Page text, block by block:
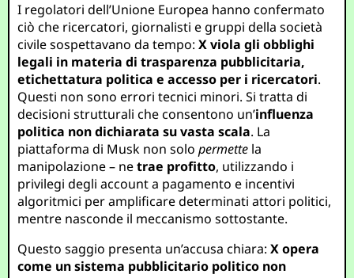
I regolatori dell’Unione Europea hanno confermato
ciò che ricercatori, giornalisti e gruppi della società
civile sospettavano da tempo:X viola gli obblighi
legali in materia di trasparenza pubblicitaria,
etichettatura politica e accesso per i ricercatori.
Questi non sono errori tecnici minori. Si tratta di
decisioni strutturali che consentono un’influenza
politica non dichiarata su vasta scala. La
piattaforma di Musk non solopermette la
manipolazione – netrae profitto, utilizzando i
privilegi degli account a pagamento e incentivi
algoritmici per amplificare determinati attori politici,
mentre nasconde il meccanismo sottostante.
Questo saggio presenta un’accusa chiara:X opera
come un sistema pubblicitario politico non